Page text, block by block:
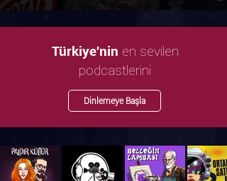
Türkiye'nin en sevilen
podcastlerini
Dinlemeye Başla